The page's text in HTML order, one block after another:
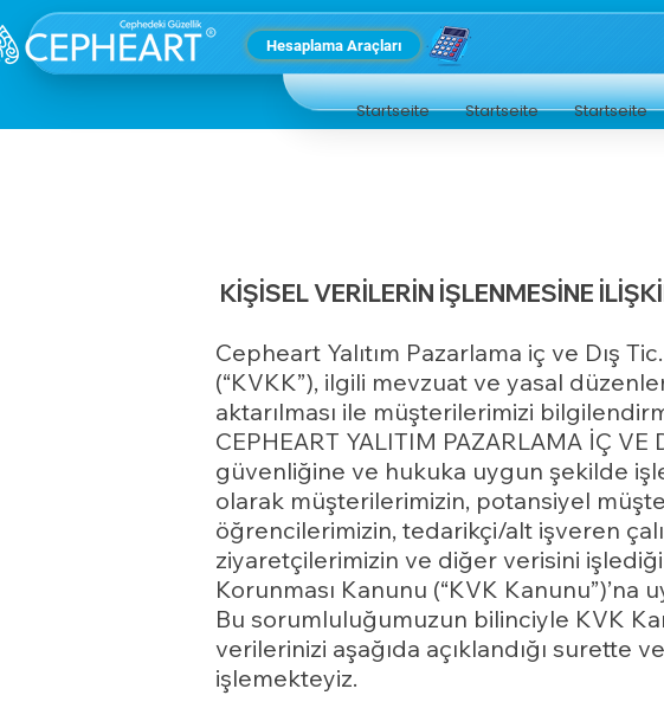
Hesaplama Araçları
Startseite Startseite Startseite
KİŞİSEL VERİLERİN İŞLENMESİNE
Cepheart Yalıtım Pazarlama iç ve Dış
(“KVKK”), ilgili mevzuat ve yasal
aktarılması ile müşterilerimizi
CEPHEART YALITIM PAZARLAMA İÇ
güvenliğine ve hukuka uygun şekilde
olarak müşterilerimizin, potansiyel
öğrencilerimizin, tedarikçi/alt işveren
ziyaretçilerimizin ve diğer verisini
Korunması Kanunu (“KVK
Bu sorumluluğumuzun bilinciyle KVK
verilerinizi aşağıda açıklandığı surette
işlemekteyiz.